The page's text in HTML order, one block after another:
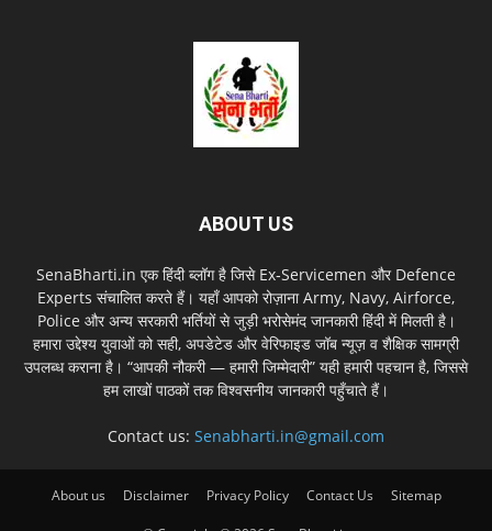
ABOUT US
SenaBharti.in एक हिंदी ब्लॉग है जिसे Ex‑Servicemen और Defence
Experts संचालित करते हैं। यहाँ आपको रोज़ाना Army, Navy, Airforce,
Police और अन्य सरकारी भर्तियों से जुड़ी भरोसेमंद जानकारी हिंदी में मिलती है।
हमारा उद्देश्य युवाओं को सही, अपडेटेड और वेरिफाइड जॉब न्यूज़ व शैक्षिक सामग्री
उपलब्ध कराना है। “आपकी नौकरी — हमारी जिम्मेदारी” यही हमारी पहचान है, जिससे
हम लाखों पाठकों तक विश्वसनीय जानकारी पहुँचाते हैं।
Contact us: Senabharti.in@gmail.com
About us Disclaimer Privacy Policy Contact Us Sitemap